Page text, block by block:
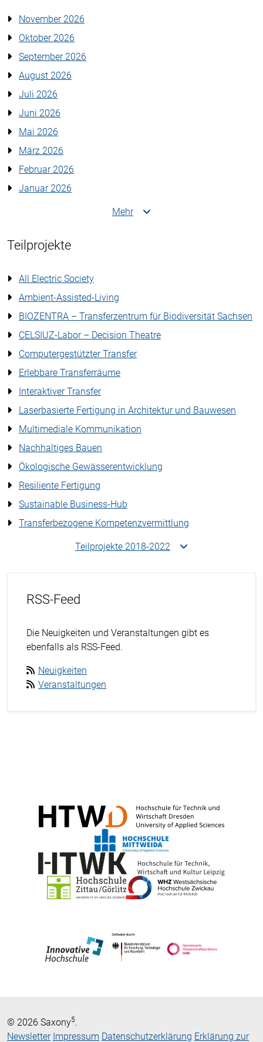
November 2026
Oktober 2026
September 2026
August 2026
Juli 2026
Juni 2026
Mai 2026
März 2026
Februar 2026
Januar 2026
Mehr
Teilprojekte
All Electric Society
Ambient-Assisted-Living
BIOZENTRA – Transferzentrum für Biodiversität Sachsen
CELSIUZ-Labor – Decision Theatre
Computergestützter Transfer
Erlebbare Transferräume
Interaktiver Transfer
Laserbasierte Fertigung in Architektur und Bauwesen
Multimediale Kommunikation
Nachhaltiges Bauen
Ökologische Gewässerentwicklung
Resiliente Fertigung
Sustainable Business-Hub
Transferbezogene Kompetenzvermittlung
Teilprojekte 2018-2022
RSS-Feed
Die Neuigkeiten und Veranstaltungen gibt es
ebenfalls als RSS-Feed.
Neuigkeiten
Veranstaltungen
© 2026 Saxony5.
Newsletter Impressum Datenschutzerklärung Erklärung zur